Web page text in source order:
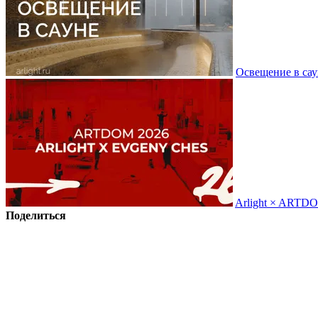
Освещение в
Arlight ×
Поделиться